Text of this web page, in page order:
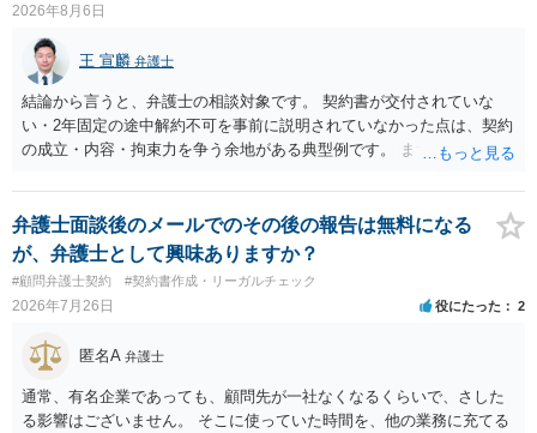
2026年8月6日
王 宣麟 弁護士
結論から言うと、弁護士の相談対象です。 契約書が交付されていな
い・2年固定の途中解約不可を事前に説明されていなかった点は、契約
の成立・内容・拘束力を争う余地がある典型例です。 まずは、運営と
みてはいかがでしょうか。 また同時並行で（もしまだされていないの
であれば）書面で退所意思の明確化はしておくべきだと考えます。
弁護士面談後のメールでのその後の報告は無料になる
が、弁護士として興味ありますか？
#顧問弁護士契約 #契約書作成・リーガルチェック
2026年7月26日 役にたった 2
匿名A 弁護士
通常、有名企業であっても、顧問先が一社なくなるくらいで、さした
る影響はございません。 そこに使っていた時間を、他の業務に充てる